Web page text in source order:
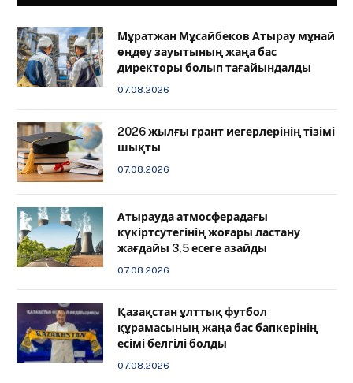
Мұратжан Мұсайбеков Атырау мұнай
өңдеу зауытының жаңа бас
директоры болып тағайындалды
07.08.2026
2026 жылғы грант иегерлерінің тізімі
шықты
07.08.2026
Атырауда атмосферадағы
күкіртсутегінің жоғары ластану
жағдайы 3,5 есеге азайды
07.08.2026
Қазақстан ұлттық футбол
құрамасының жаңа бас бапкерінің
есімі белгілі болды
07.08.2026